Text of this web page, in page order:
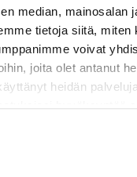
median, mainosalan
tietoja siitä, miten
voivat
joita olet antanut
heidän
Palaute